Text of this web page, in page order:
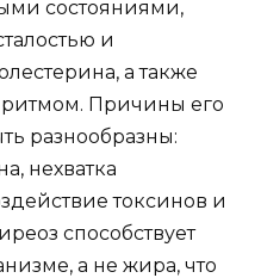
состояниями,
и
а также
Причины его
разнообразны:
нехватка
токсинов и
способствует
а не жира, что